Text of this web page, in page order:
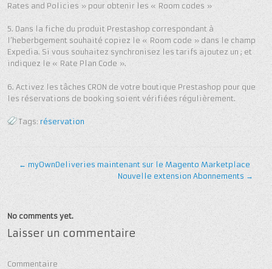
Rates and Policies » pour obtenir les « Room codes »
5. Dans la fiche du produit Prestashop correspondant à
l’heberbgement souhaité copiez le « Room code » dans le champ
Expedia. Si vous souhaitez synchronisez les tarifs ajoutez un ; et
indiquez le « Rate Plan Code ».
6. Activez les tâches CRON de votre boutique Prestashop pour que
les réservations de booking soient vérifiées régulièrement.
Tags:réservation
←myOwnDeliveries maintenant sur le Magento Marketplace
Nouvelle extension Abonnements→
No comments yet.
Laisser un commentaire
Commentaire